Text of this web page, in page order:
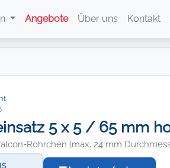
Angebote Über uns Kontakt
5 x 5 / 65 mm
Röhrchen (max. 24 mm